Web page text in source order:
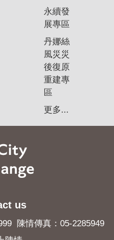
永續發
展專區
丹娜絲
風災災
後復原
重建專
區
更多...
us
陳情傳真：05-2285949